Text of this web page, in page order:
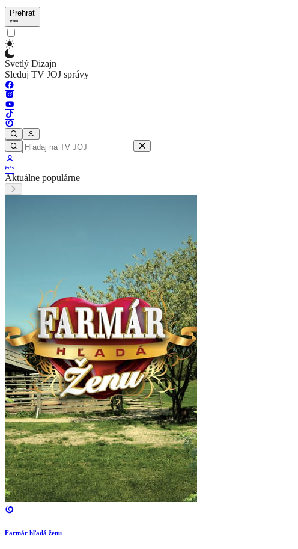
Prehrať
Svetlý Dizajn
Sleduj TV JOJ správy
Aktuálne populárne
Farmár hľadá ženu